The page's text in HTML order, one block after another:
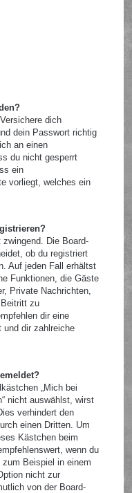
dich
dein Passwort richtig
an einen
du nicht gesperrt
ein
vorliegt, welches ein
Die Board-
ob du registriert
Auf jeden Fall erhältst
Funktionen, die Gäste
Private Nachrichten,
Beitritt zu
dir eine
und dir zahlreiche
„Mich bei
nicht auswählst, wirst
verhindert den
einen Dritten. Um
Kästchen beim
wenn du
Beispiel in einem
nicht zur
von der Board-